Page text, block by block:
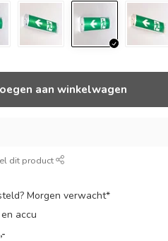
aan winkelwagen
dit product
Morgen verwacht*
accu